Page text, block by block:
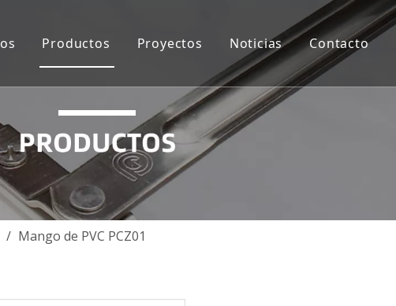
de la Compañía
Productos
Solución de sistema de ventanas de aluminio
Solución del sistema de puerta de aluminio
Accesorios de aluminio
Accesorios de vidrio
Accesorios de puerta de madera
Proyectos
Asia más del sudo
Oceanía
Asia del Sur-Medio Oriente
Europa
África
Noticias Contacto
/ Mango de PVC PCZ01